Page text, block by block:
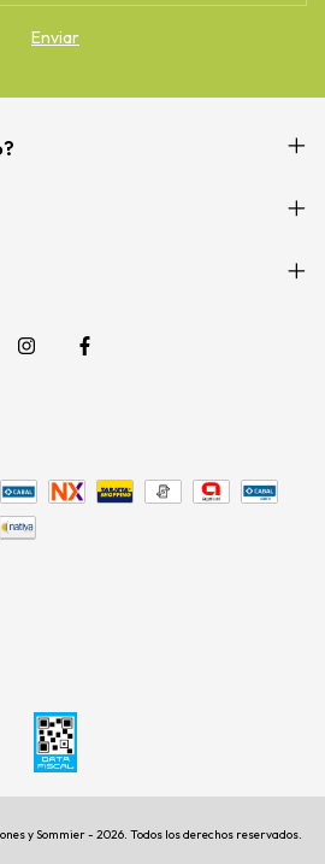
y Sommier - 2026. Todos los derechos reservados.